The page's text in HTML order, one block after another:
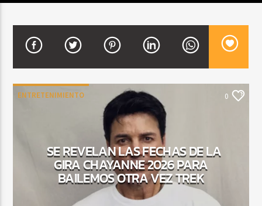
TITLE
CURRENT SHOW
VIBRAS TROPICALES
2:00 AM 4:00 AM
ENTRETENIMIENTO 0
SE REVELAN LAS FECHAS DE LA
GIRA CHAYANNE 2026 PARA
BAILEMOS OTRA VEZ TREK